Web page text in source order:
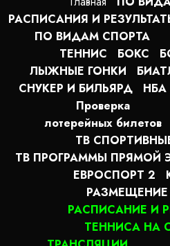
РАСПИСАНИЯ И
ПО ВИДАМ СПОРТА
ТЕННИС
БОКС
ЛЫЖНЫЕ ГОНКИ
СНУКЕР И БИЛЬЯРД
НБА
Проверка
лотерейных билетов
ТВ
ТВ ПРОГРАММЫ ПРЯМОЙ
ЕВРОСПОРТ 2
РАЗМЕЩЕНИЕ
РАСПИСАНИЕ И
ТЕННИСА НА